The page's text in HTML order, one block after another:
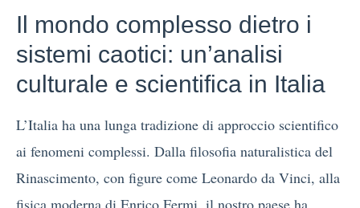
Il mondo complesso dietro i
sistemi caotici: un’analisi
culturale e scientifica in Italia
L’Italia ha una lunga tradizione di approccio scientifico
ai fenomeni complessi. Dalla filosofia naturalistica del
Rinascimento, con figure come Leonardo da Vinci, alla
fisica moderna di Enrico Fermi, il nostro paese ha